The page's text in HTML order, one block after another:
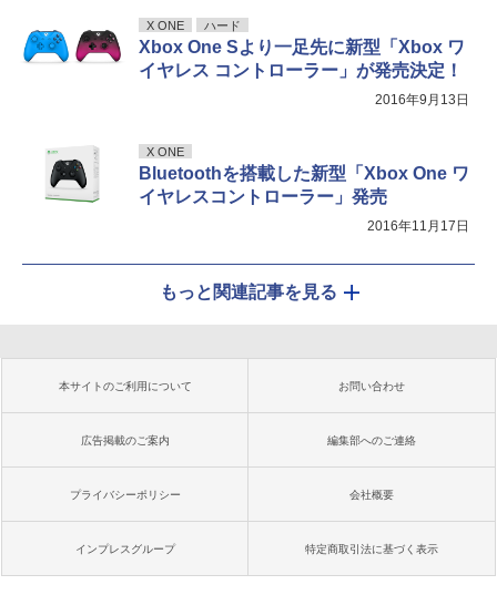
X ONE ハード
Xbox One Sより一足先に新型「Xbox ワ
イヤレス コントローラー」が発売決定！
2016年9月13日
X ONE
Bluetoothを搭載した新型「Xbox One ワ
イヤレスコントローラー」発売
2016年11月17日
もっと関連記事を見る
本サイトのご利用について お問い合わせ
広告掲載のご案内 編集部へのご連絡
プライバシーポリシー 会社概要
インプレスグループ 特定商取引法に基づく表示